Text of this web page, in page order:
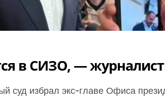
в СИЗО, — журналист